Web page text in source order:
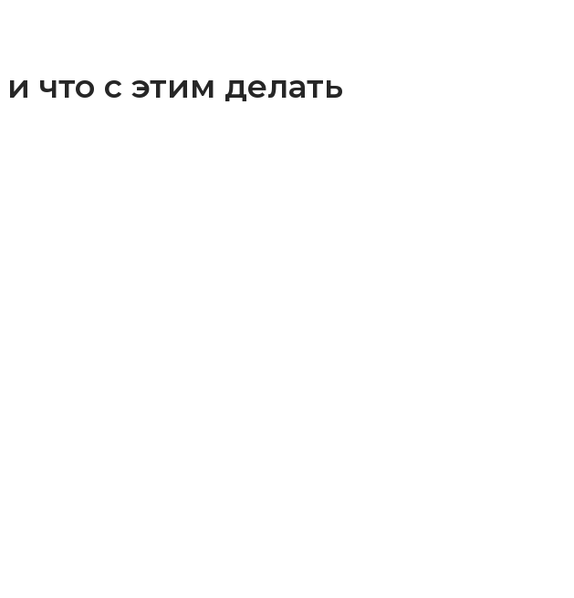
что с этим делать